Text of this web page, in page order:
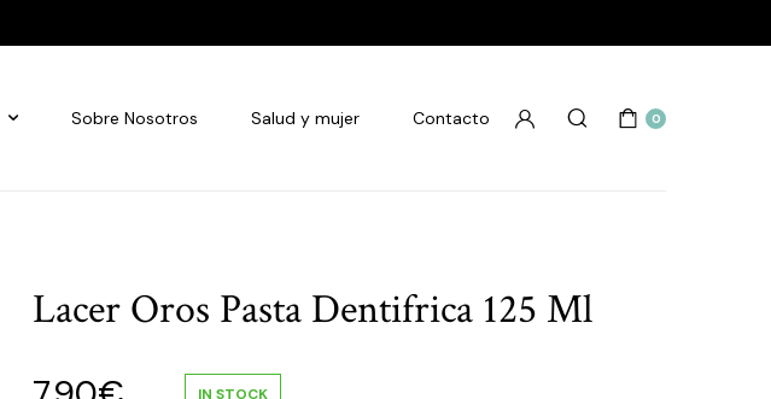
Sobre Nosotros Salud y mujer Contacto 0
Lacer Oros Pasta Dentifrica 125 Ml
IN STOCK